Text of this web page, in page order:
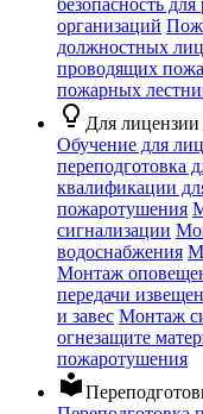
безопасность
организаций
должностных лиц
проводящих
пожарных
lightbulb_outline Для
Обучение для
переподготовка
квалификации
пожаротушения
сигнализации
водоснабжения
Монтаж
передачи
и завес Монтаж
огнезащите
пожаротушения
local_library